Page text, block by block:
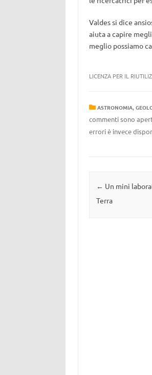
Valdes si dice
aiuta a capire
meglio possiamo
LICENZA PER IL
ASTRONOMIA,
commenti sono
errori è invece
Navigazione
← Un mini
Terra